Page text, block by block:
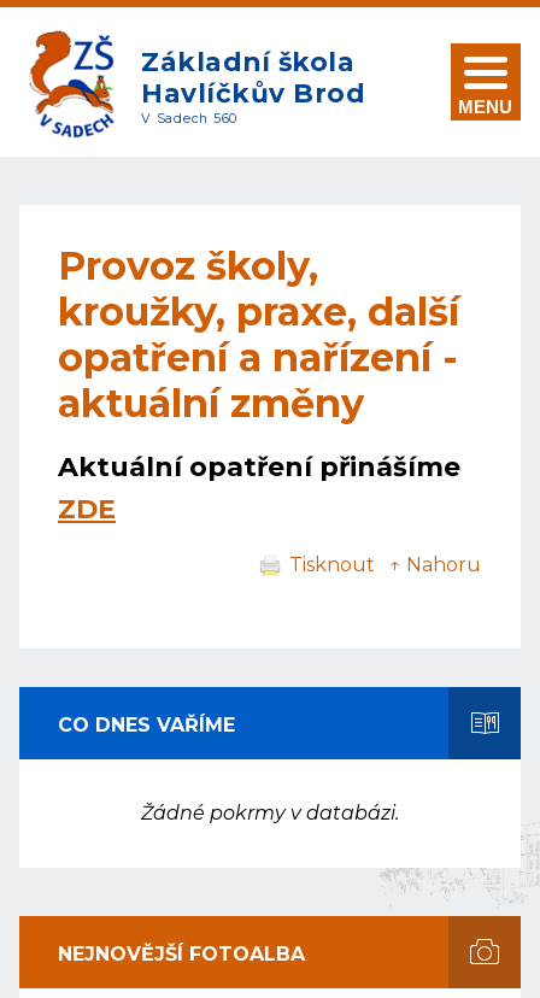
Základní škola
Havlíčkův Brod
V Sadech 560
MENU
Provoz školy,
kroužky, praxe, další
opatření a nařízení -
aktuální změny
Aktuální opatření přinášíme
ZDE
Tisknout ↑ Nahoru
CO DNES VAŘÍME
Žádné pokrmy v databázi.
NEJNOVĚJŠÍ FOTOALBA